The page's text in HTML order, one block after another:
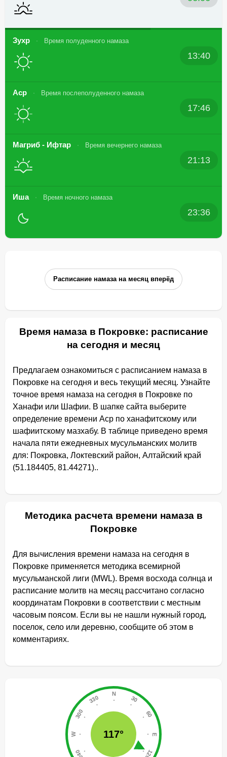
Зухр Время полуденного намаза
13:40
Аср Время послеполуденного намаза
17:46
Магриб - Ифтар Время вечернего намаза
21:13
Иша Время ночного намаза
23:36
Расписание намаза на месяц вперёд
Время намаза в Покровке: расписание
на сегодня и месяц
Предлагаем ознакомиться с расписанием намаза в
Покровке на сегодня и весь текущий месяц. Узнайте
точное время намаза на сегодня в Покровке по
Ханафи или Шафии. В шапке сайта выберите
определение времени Аср по ханафитскому или
шафиитскому мазхабу. В таблице приведено время
начала пяти ежедневных мусульманских молитв
для: Покровка, Локтевский район, Алтайский край
(51.184405, 81.44271)..
Методика расчета времени намаза в
Покровке
Для вычисления времени намаза на сегодня в
Покровке применяется методика всемирной
мусульманской лиги (MWL). Время восхода солнца и
расписание молитв на месяц рассчитано согласно
координатам Покровки в соответствии с местным
часовым поясом. Если вы не нашли нужный город,
поселок, село или деревню, сообщите об этом в
комментариях.
117°